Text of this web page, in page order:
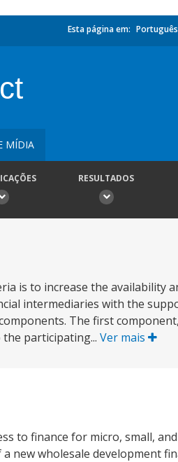
Esta página em: Português
MÍDIA
RESULTADOS
is to increase the availability
intermediaries with the
The first
participating... Ver mais
to finance for micro, small,
new wholesale development